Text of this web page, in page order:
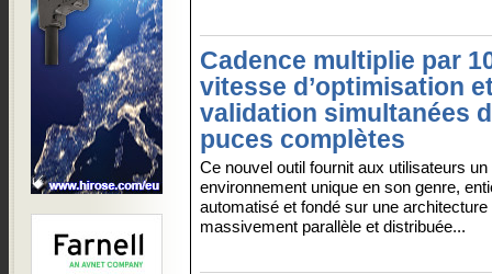
Cadence multiplie par
vitesse d’optimisation
validation simultanées
puces complètes
Ce nouvel outil fournit aux utilisateurs un
environnement unique en son genre,
automatisé et fondé sur une architecture
massivement parallèle et distribuée...